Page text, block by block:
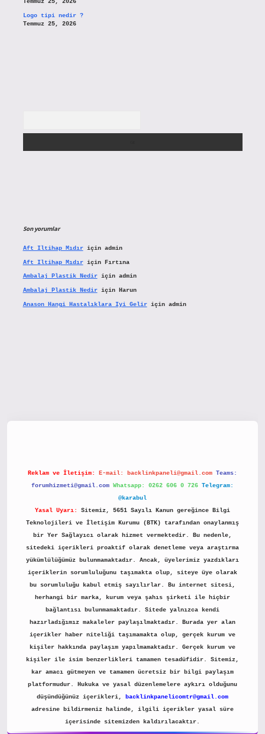
Temmuz 25, 2026
Logo tipi nedir ?
Temmuz 25, 2026
Son yorumlar
Aft Iltihap Mıdıriçin admin
Aft Iltihap Mıdıriçin Fırtına
Ambalaj Plastik Nediriçin admin
Ambalaj Plastik Nediriçin Harun
Anason Hangi Hastalıklara Iyi Geliriçin admin
Reklam ve İletişim: E-mail: backlinkpaneli@gmail.com Teams:
forumhizmeti@gmail.com Whatsapp: 0262 606 0 726 Telegram:
@karabul
Yasal Uyarı:
Sitemiz, 5651 Sayılı Kanun gereğince Bilgi
Teknolojileri ve İletişim Kurumu (BTK) tarafından onaylanmış
bir Yer Sağlayıcı olarak hizmet vermektedir. Bu nedenle,
sitedeki içerikleri proaktif olarak denetleme veya araştırma
yükümlülüğümüz bulunmamaktadır. Ancak, üyelerimiz yazdıkları
içeriklerin sorumluluğunu taşımakta olup, siteye üye olarak
bu sorumluluğu kabul etmiş sayılırlar. Bu internet sitesi,
herhangi bir marka, kurum veya şahıs şirketi ile hiçbir
bağlantısı bulunmamaktadır. Sitede yalnızca kendi
hazırladığımız makaleler paylaşılmaktadır. Burada yer alan
içerikler haber niteliği taşımamakta olup, gerçek kurum ve
kişiler hakkında paylaşım yapılmamaktadır. Gerçek kurum ve
kişiler ile isim benzerlikleri tamamen tesadüfidir. Sitemiz,
kar amacı gütmeyen ve tamamen ücretsiz bir bilgi paylaşım
platformudur. Hukuka ve yasal düzenlemelere aykırı olduğunu
düşündüğünüz içerikleri,
backlinkpanelicomtr@gmail.com
adresine bildirmeniz halinde, ilgili içerikler yasal süre
içerisinde sitemizden kaldırılacaktır.